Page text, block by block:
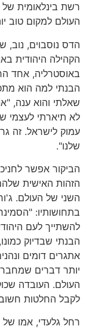
רשת בינלאומית של
העולם למקום טוב
הדס נוסבוים,
הקהילה היהודית
באוסטרליה, אחד
הבנתי למה הוא
שאלתי והוא ענה,
לא תיארתי לעצמי
עמוק לישראל. זה
שלנו".
הביקור אפשר
הזהות האישית
השני של העולם.
בתחושותיו:
להשתייך לעם
הבנתי שבדיוק
אתגרים דומים
יותר דברים
העולם. העובדה
לקבל החלטות
רחל גלעדי, אמו